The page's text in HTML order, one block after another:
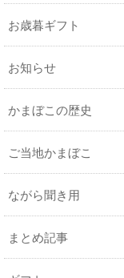
お歳暮ギフト
お知らせ
かまぼこの歴史
ご当地かまぼこ
ながら聞き用
まとめ記事